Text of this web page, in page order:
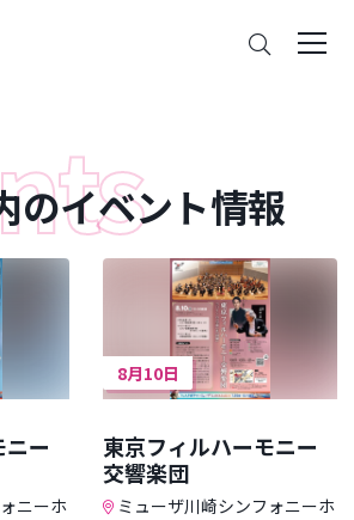
のイベント情報
ー
ニーホ
8月10日
東京フィルハーモニー
交響楽団
ミューザ川崎シンフォニーホ